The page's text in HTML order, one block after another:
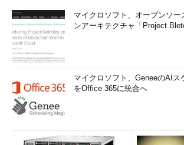
マイクロソフト、オープンソー
ンアーキテクチャ「Project
マイクロソフト、GeneeのAIス
をOffice 365に統合へ